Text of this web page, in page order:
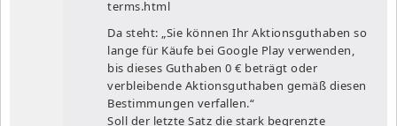
terms.html
Da steht: „Sie können Ihr Aktionsguthaben so
lange für Käufe bei Google Play verwenden,
bis dieses Guthaben 0 € beträgt oder
verbleibende Aktionsguthaben gemäß diesen
Bestimmungen verfallen.“
Soll der letzte Satz die stark begrenzte